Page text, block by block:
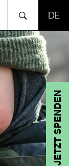
JETZT SPENDEN